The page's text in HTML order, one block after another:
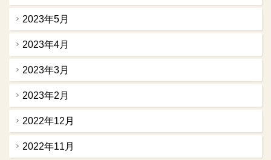
2023年5月
2023年4月
2023年3月
2023年2月
2022年12月
2022年11月